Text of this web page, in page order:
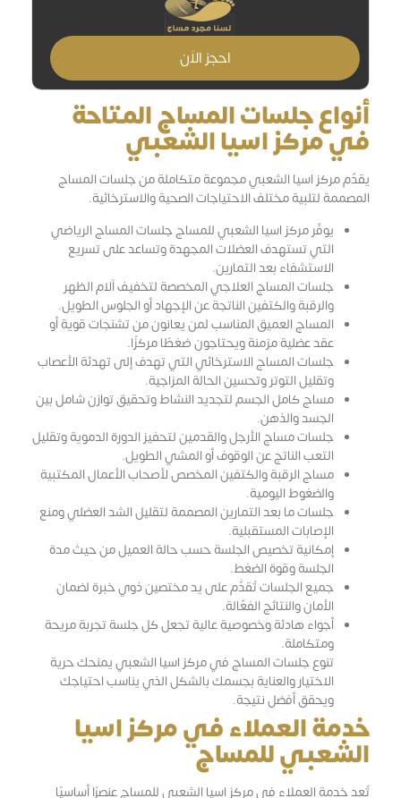
احجز الاَن
أنواع جلسات المساج المتاحة
في مركز اسيا الشعبي
يقدّم مركز اسيا الشعبي مجموعة متكاملة من جلسات المساج
المصممة لتلبية مختلف الاحتياجات الصحية والاسترخائية.
يوفّر مركز اسيا الشعبي للمساج جلسات المساج الرياضي
التي تستهدف العضلات المجهدة وتساعد على تسريع
الاستشفاء بعد التمارين.
جلسات المساج العلاجي المخصصة لتخفيف آلام الظهر
والرقبة والكتفين الناتجة عن الإجهاد أو الجلوس الطويل.
المساج العميق المناسب لمن يعانون من تشنجات قوية أو
عقد عضلية مزمنة ويحتاجون ضغطًا مركزًا.
جلسات المساج الاسترخائي التي تهدف إلى تهدئة الأعصاب
وتقليل التوتر وتحسين الحالة المزاجية.
مساج كامل الجسم لتجديد النشاط وتحقيق توازن شامل بين
الجسد والذهن.
جلسات مساج الأرجل والقدمين لتحفيز الدورة الدموية وتقليل
التعب الناتج عن الوقوف أو المشي الطويل.
مساج الرقبة والكتفين المخصص لأصحاب الأعمال المكتبية
والضغوط اليومية.
جلسات ما بعد التمارين المصممة لتقليل الشد العضلي ومنع
الإصابات المستقبلية.
إمكانية تخصيص الجلسة حسب حالة العميل من حيث مدة
الجلسة وقوة الضغط.
جميع الجلسات تُقدَّم على يد مختصين ذوي خبرة لضمان
الأمان والنتائج الفعّالة.
أجواء هادئة وخصوصية عالية تجعل كل جلسة تجربة مريحة
ومتكاملة.
تنوع جلسات المساج في مركز اسيا الشعبي يمنحك حرية
الاختيار والعناية بجسمك بالشكل الذي يناسب احتياجك
ويحقق أفضل نتيجة.
خدمة العملاء في مركز اسيا
الشعبي للمساج
تُعد خدمة العملاء في مركز اسيا الشعبي للمساج عنصرًا أساسيًا